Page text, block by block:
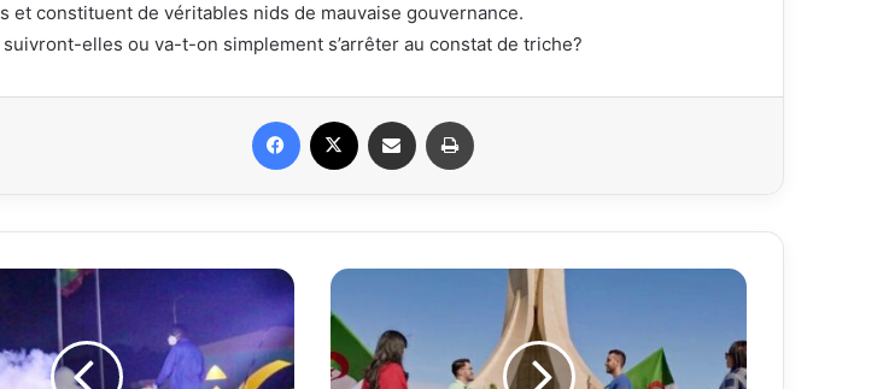
et constituent de véritables nids de mauvaise gouvernance.
elles ou va-t-on simplement s’arrêter au constat de triche?
Facebook Partager par email